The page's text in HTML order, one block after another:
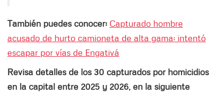
También puedes conocer: Capturado hombre
acusado de hurto camioneta de alta gama: intentó
escapar por vías de Engativá
Revisa detalles de los 30 capturados por homicidios
en la capital entre 2025 y 2026, en la siguiente